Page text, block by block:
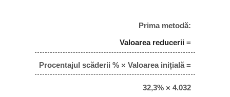
Prima metodă:
Valoarea reducerii =
Procentajul scăderii % × Valoarea inițială =
32,3% × 4.032